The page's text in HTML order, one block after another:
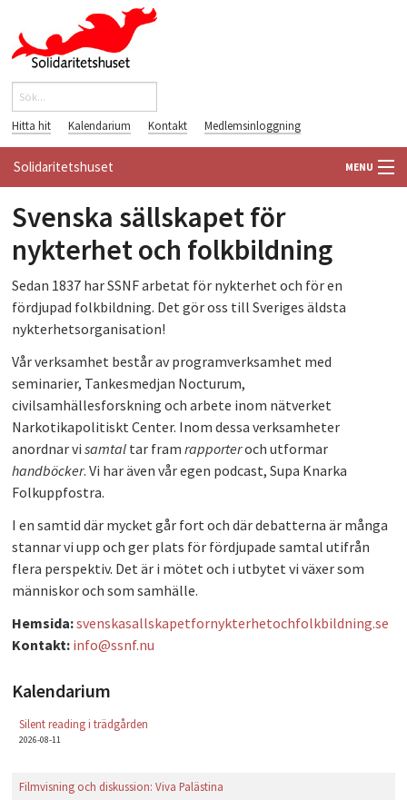
Hoppa till huvudinnehåll
Sökformulär
Hitta hit Kalendarium Kontakt Medlemsinloggning
Solidaritetshuset MENU
HEM
OM OSS
VÄRLDSBIBLIOTEKET
PÅ GÅNG
PLAY
Svenska sällskapet för
nykterhet och folkbildning
Sedan 1837 har SSNF arbetat för nykterhet och för en
fördjupad folkbildning. Det gör oss till Sveriges äldsta
nykterhetsorganisation!
Vår verksamhet består av programverksamhet med
seminarier, Tankesmedjan Nocturum,
civilsamhällesforskning och arbete inom nätverket
Narkotikapolitiskt Center. Inom dessa verksamheter
anordnar visamtal tar framrapporteroch utformar
handböcker. Vi har även vår egen podcast, Supa Knarka
Folkuppfostra.
I en samtid där mycket går fort och där debatterna är många
stannar vi upp och ger plats för fördjupade samtal utifrån
flera perspektiv. Det är i mötet och i utbytet vi växer som
människor och som samhälle.
Hemsida:svenskasallskapetfornykterhetochfolkbildning.se
Kontakt: info@ssnf.nu
Kalendarium
Silent reading i trädgården
2026-08-11
Filmvisning och diskussion: Viva Palästina